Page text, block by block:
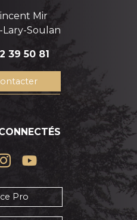
Mir
Lary-Soulan
39 50 81
Pro